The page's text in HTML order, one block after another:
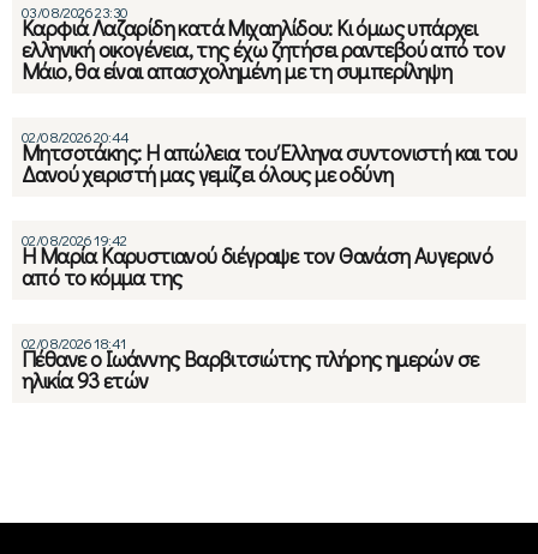
03/08/2026 23:30
Καρφιά Λαζαρίδη κατά Μιχαηλίδου: Κι όμως υπάρχει
ελληνική οικογένεια, της έχω ζητήσει ραντεβού από τον
Μάιο, θα είναι απασχολημένη με τη συμπερίληψη
02/08/2026 20:44
Μητσοτάκης: Η απώλεια του Έλληνα συντονιστή και του
Δανού χειριστή μας γεμίζει όλους με οδύνη
02/08/2026 19:42
Η Μαρία Καρυστιανού διέγραψε τον Θανάση Αυγερινό
από το κόμμα της
02/08/2026 18:41
Πέθανε ο Ιωάννης Βαρβιτσιώτης πλήρης ημερών σε
ηλικία 93 ετών